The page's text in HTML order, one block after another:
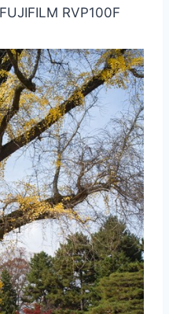
RVP100F